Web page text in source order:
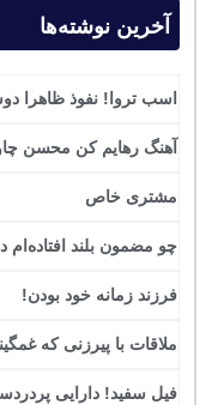
آخرین نوشته‌ها
اسب تروا! نفوذ ظاهرا
آهنگ رهایم کن محسن
مشتری خاص
چو مضمون بلند افتاده‌ام
فرزند زمانه خود بودن!
ملاقات با پیرزنی که
فیل سفید! دارایی